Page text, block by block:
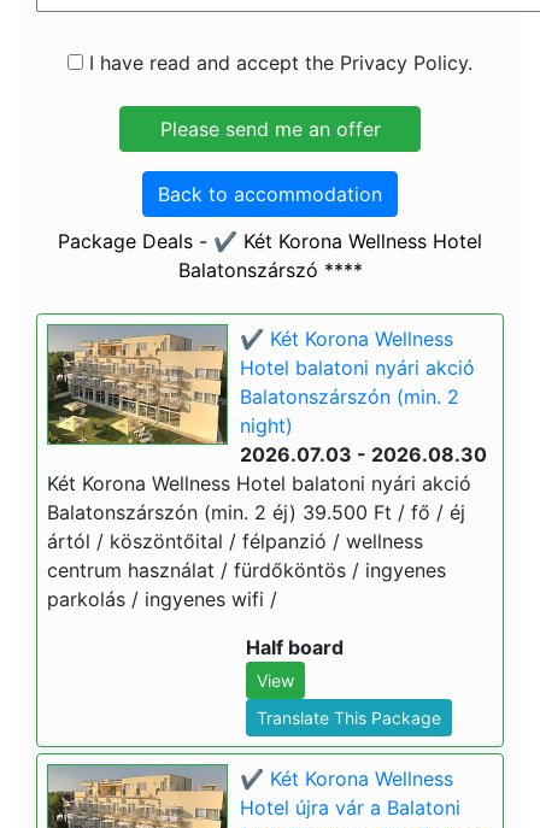
I have read and accept the Privacy Policy.
Back to accommodation
Package Deals - ✔️ Két Korona Wellness Hotel
Balatonszárszó ****
✔️ Két Korona Wellness
Hotel balatoni nyári akció
Balatonszárszón (min. 2
night)
2026.07.03 - 2026.08.30
Két Korona Wellness Hotel balatoni nyári akció
Balatonszárszón (min. 2 éj) 39.500 Ft / fő / éj
ártól / köszöntőital / félpanzió / wellness
centrum használat / fürdőköntös / ingyenes
parkolás / ingyenes wifi /
Half board
View
Translate This Package
✔️ Két Korona Wellness
Hotel újra vár a Balatoni